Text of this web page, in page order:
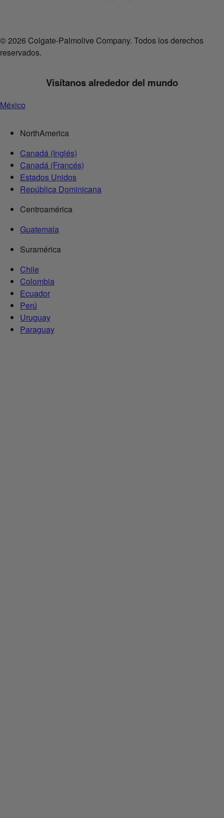
© 2026 Colgate-Palmolive Company. Todos los derechos
reservados.
Visítanos alrededor del mundo
México
NorthAmerica
Canadá (Inglés)
Canadá (Francés)
Estados Unidos
República Dominicana
Centroamérica
Guatemala
Suramérica
Chile
Colombia
Ecuador
Perú
Uruguay
Paraguay